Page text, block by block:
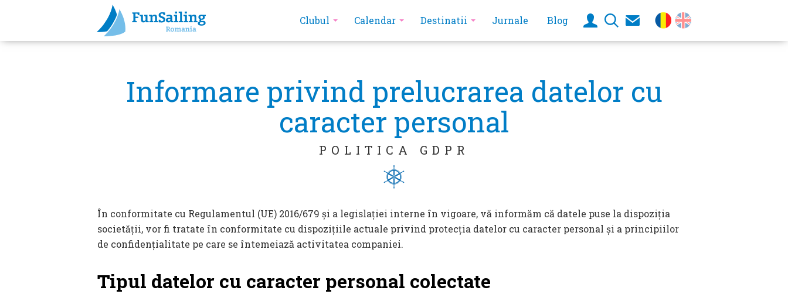
Clubul Calendar Destinatii Jurnale Blog
Informare privind prelucrarea datelor cu
caracter personal
POLITICA GDPR
În conformitate cu Regulamentul (UE) 2016/679 și a legislației interne în vigoare, vă informăm că datele puse la dispoziția
societății, vor fi tratate în conformitate cu dispozițiile actuale privind protecția datelor cu caracter personal și a principiilor
de confidențialitate pe care se întemeiază activitatea companiei.
Tipul datelor cu caracter personal colectate